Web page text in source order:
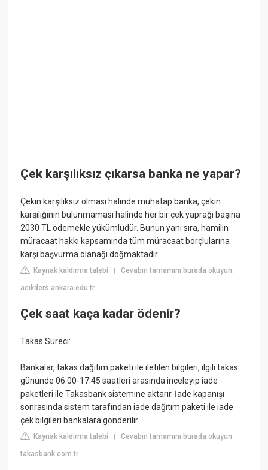
Çek karşılıksız çıkarsa banka ne yapar?
Çekin karşılıksız olması halinde muhatap banka, çekin
karşılığının bulunmaması halinde her bir çek yaprağı başına
2030 TL ödemekle yükümlüdür. Bunun yanı sıra, hamilin
müracaat hakkı kapsamında tüm müracaat borçlularına
karşı başvurma olanağı doğmaktadır.
Kaynak kaldırma talebi |Cevabın tamamını burada okuyun:
acikders.ankara.edu.tr
Çek saat kaça kadar ödenir?
Takas Süreci:
Bankalar, takas dağıtım paketi ile iletilen bilgileri, ilgili takas
gününde 06:00-17:45 saatleri arasında inceleyip iade
paketleri ile Takasbank sistemine aktarır. İade kapanışı
sonrasında sistem tarafından iade dağıtım paketi ile iade
çek bilgileri bankalara gönderilir.
Kaynak kaldırma talebi |Cevabın tamamını burada okuyun:
takasbank.com.tr